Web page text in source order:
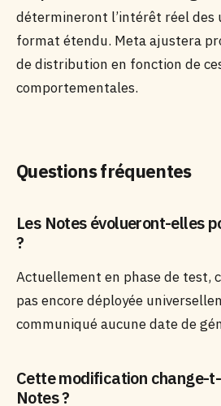
détermineront l’intérêt réel des
format étendu. Meta ajustera
de distribution en fonction de
comportementales.
Questions fréquentes
Les Notes évolueront-elles
?
Actuellement en phase de test,
pas encore déployée
communiqué aucune date de
Cette modification change-
Notes ?